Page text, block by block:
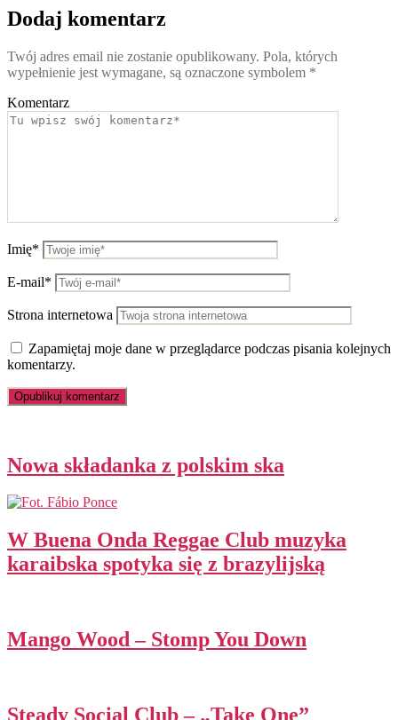
Dodaj komentarz
Twój adres email nie zostanie opublikowany. Pola, których
wypełnienie jest wymagane, są oznaczone symbolem *
Komentarz
Imię*
E-mail*
Strona internetowa
Zapamiętaj moje dane w przeglądarce podczas pisania kolejnych
komentarzy.
Nowa składanka z polskim ska
W Buena Onda Reggae Club muzyka
karaibska spotyka się z brazylijską
Mango Wood – Stomp You Down
Steady Social Club – „Take One”